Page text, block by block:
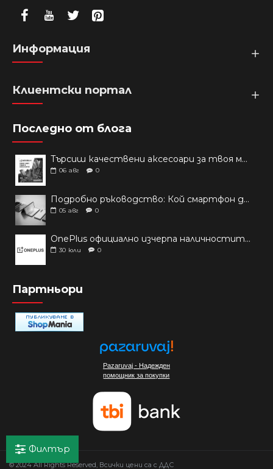
Филтър
Информация
Клиентски портал
Последно от блога
Търсиш качествени аксесоари за твоя модел? Как правилно да защитим новия си смартфон: Ръководство за аксесоари през 2026 г.
06 авг 0
Подробно ръководство: Кой смартфон да купиш през 2026 г.?
05 авг 0
OnePlus официално изчерпа наличностите си от телефони на основни пазари
30 юли 0
Партньори
Pazaruvaj - Надежден
помощник за покупки
© 2024 All Rights Reserved, Всички цени са с ДДС